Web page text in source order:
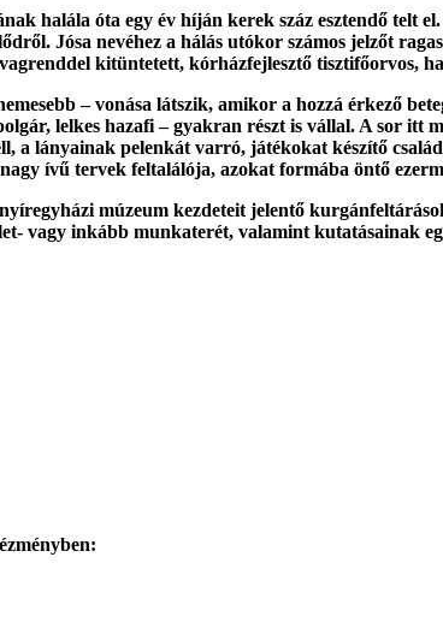
halála óta egy év híján kerek száz esztendő telt
Jósa nevéhez a hálás utókor számos jelzőt
kitüntetett, kórházfejlesztő tisztifőorvos,
– vonása látszik, amikor a hozzá érkező
lelkes hazafi ‒ gyakran részt is vállal. A sor itt
a lányainak pelenkát varró, játékokat készítő
ívű tervek feltalálója, azokat formába öntő
múzeum kezdeteit jelentő
vagy inkább munkaterét, valamint kutatásainak